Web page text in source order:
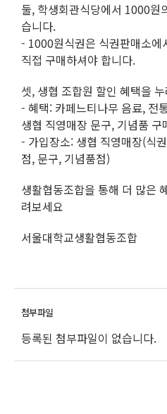
둘, 학생회관식당에서 1000원
습니다.
- 1000원식권은 식권판매소에
직접 구매하셔야 합니다.
셋, 생협 조합원 할인 혜택을
- 혜택: 카페느티나무 음료, 전
생협 직영매장 문구, 기념품
- 가입장소: 생협 직영매장(식
점, 문구, 기념품점)
생활협동조합을 통해 더 많은
려보세요
서울대학교생활협동조합
등록된 첨부파일이 없습니다.